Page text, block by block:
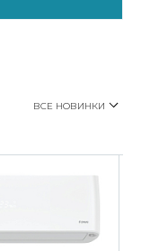
ВСЕ НОВИНКИ